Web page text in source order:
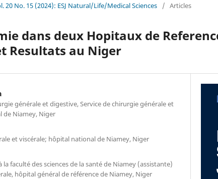
20 No. 15 (2024): ESJ Natural/Life/Medical Sciences / Articles
dans deux Hopitaux de
Resultats au Niger
générale et digestive, Service de chirurgie générale et
de Niamey, Niger
et viscérale; hôpital national de Niamey, Niger
la faculté des sciences de la santé de Niamey (assistante)
hôpital général de référence de Niamey, Niger